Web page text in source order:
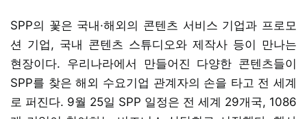
SPP의 꽃은 국내·해외의 콘텐츠 서비스 기업과 프로모
션 기업, 국내 콘텐츠 스튜디오와 제작사 등이 만나는
현장이다. 우리나라에서 만들어진 다양한 콘텐츠들이
SPP를 찾은 해외 수요기업 관계자의 손을 타고 전 세계
로 퍼진다. 9월 25일 SPP 일정은 전 세계 29개국, 1086